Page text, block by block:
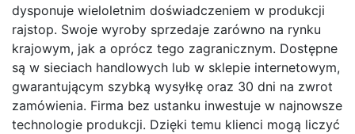
dysponuje wieloletnim doświadczeniem w produkcji
rajstop. Swoje wyroby sprzedaje zarówno na rynku
krajowym, jak a oprócz tego zagranicznym. Dostępne
są w sieciach handlowych lub w sklepie internetowym,
gwarantującym szybką wysyłkę oraz 30 dni na zwrot
zamówienia. Firma bez ustanku inwestuje w najnowsze
technologie produkcji. Dzięki temu klienci mogą liczyć